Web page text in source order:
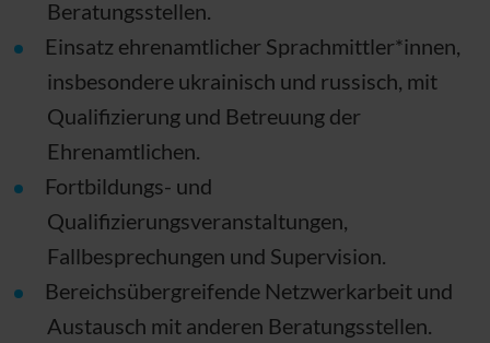
Beratungsstellen.
Einsatz ehrenamtlicher Sprachmittler*innen,
insbesondere ukrainisch und russisch, mit
Qualifizierung und Betreuung der
Ehrenamtlichen.
Fortbildungs- und
Qualifizierungsveranstaltungen,
Fallbesprechungen und Supervision.
Bereichsübergreifende Netzwerkarbeit und
Austausch mit anderen Beratungsstellen.